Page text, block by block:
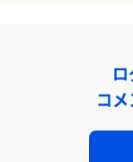
コ